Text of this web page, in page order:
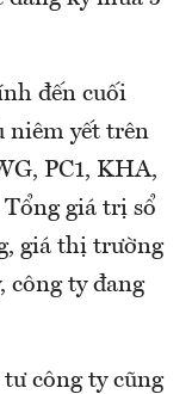
đến cuối
niêm yết trên
PC1, KHA,
giá trị sổ
giá thị trường
công ty đang
công ty cũng